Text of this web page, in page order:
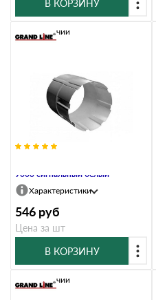
В КОРЗИНУ
9003 сигнальный белый
В наличии
Характеристики
546 руб
Цена за шт
В КОРЗИНУ
В наличии